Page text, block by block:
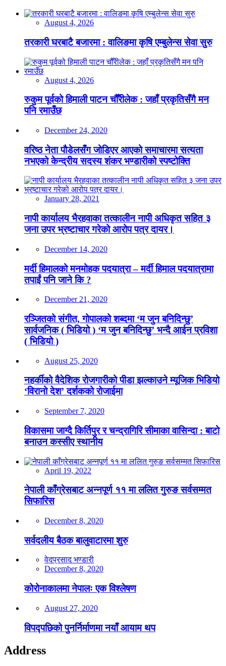
August 4, 2026
तरकारी घरबाटै बजारमा : वालिङमा कृषि एम्बुलेन्स सेवा सुरु
August 4, 2026
रुकुम पूर्वको हिमाली पाटन चौँरीलेक : जहाँ प्रकृतिसँगै मन
पनि रमाउँछ
December 24, 2020
वरिष्ठ नेता पौडेलसँग जोडिएर आएको समाचारमा सत्यता
नभएको केन्द्रीय सदस्य शंकर भण्डारीको स्पष्टोक्ति
January 28, 2021
नापी कार्यालय भैरहवाका तत्कालीन नापी अधिकृत सहित ३
जना उपर भ्रष्टाचार गरेको आरोप पत्र दायर।
December 14, 2020
मर्दी हिमालको मनमोहक पदयात्रा – मर्दी हिमाल पदयात्रामा
तपाईं पनि जाने कि ?
December 21, 2020
रञ्जितको संगीत, गोपालको शब्दमा ‘म जुन बनिदिन्छु’
सार्वजनिक ( भिडियो ) ‘म जुन बनिदिन्छु’ भन्दै आईन प्रविशा
( भिडियो )
August 25, 2020
नहर्कीको वैदेशिक रोजगारीको पीडा झल्काउने म्यूजिक भिडियो
‘विरानो देश’ दर्शकको रोजाईमा
September 7, 2020
विकासमा जाग्दै किर्तिपुर र चन्द्रागिरि सीमाका वासिन्दा : बाटो
बनाउन कस्सीए स्थानीय
April 19, 2022
नेपाली काँग्रेसबाट अन्नपूर्ण ११ मा ललित गुरुङ सर्वसम्मत
सिफारिस
December 8, 2020
सर्वदलीय बैठक बालुवाटारमा शुरु
वेदप्रसाद भण्डारी
December 8, 2020
कोरोनाकालमा नेपालः एक विश्लेषण
August 27, 2020
विपद्पछिको पुनर्निर्माणमा नयाँ आयाम थप
Address